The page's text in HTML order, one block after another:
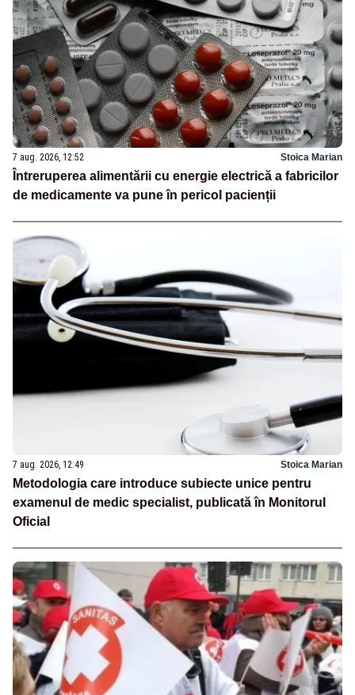
7 aug. 2026, 12:52 Stoica Marian
Întreruperea alimentării cu energie electrică a fabricilor
de medicamente va pune în pericol pacienții
7 aug. 2026, 12:49 Stoica Marian
Metodologia care introduce subiecte unice pentru
examenul de medic specialist, publicată în Monitorul
Oficial